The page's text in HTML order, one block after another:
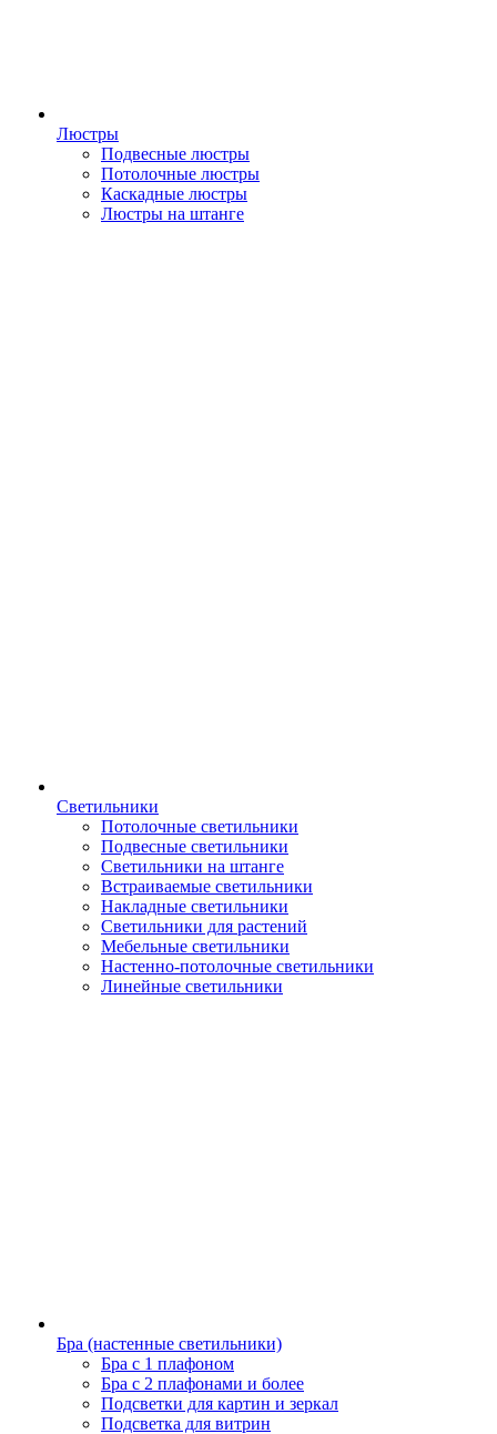
Люстры
Подвесные люстры
Потолочные люстры
Каскадные люстры
Люстры на штанге
Светильники
Потолочные светильники
Подвесные светильники
Светильники на штанге
Встраиваемые светильники
Накладные светильники
Светильники для растений
Мебельные светильники
Настенно-потолочные светильники
Линейные светильники
Бра (настенные светильники)
Бра с 1 плафоном
Бра с 2 плафонами и более
Подсветки для картин и зеркал
Подсветка для витрин